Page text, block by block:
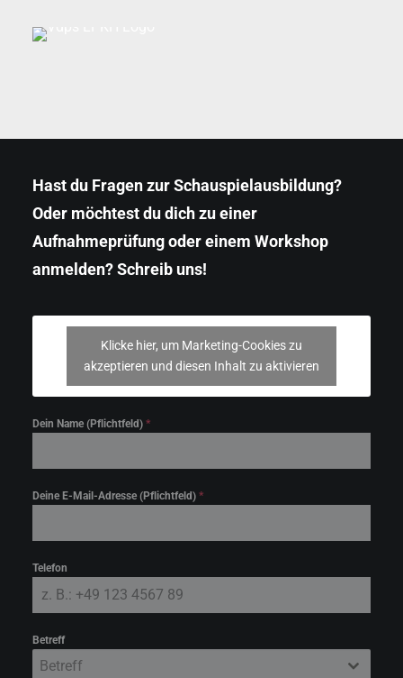
Hast du Fragen zur Schauspielausbildung?
Oder möchtest du dich zu einer
Aufnahmeprüfung oder einem Workshop
anmelden? Schreib uns!
Klicke hier, um Marketing-Cookies zu
akzeptieren und diesen Inhalt zu aktivieren
Dein Name (Pflichtfeld) *
Deine E-Mail-Adresse (Pflichtfeld) *
Telefon
Betreff
Betreff